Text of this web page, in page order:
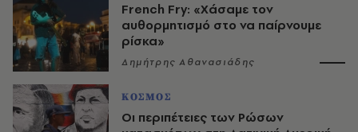
French Fry: «Χάσαμε τον
αυθορμητισμό στο να παίρνουμε
ρίσκα»
Δημήτρης Αθανασιάδης
ΚΟΣΜΟΣ
Οι περιπέτειες των Ρώσων